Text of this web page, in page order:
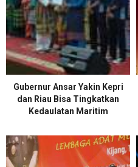
Gubernur Ansar Yakin Kepri
dan Riau Bisa Tingkatkan
Kedaulatan Maritim